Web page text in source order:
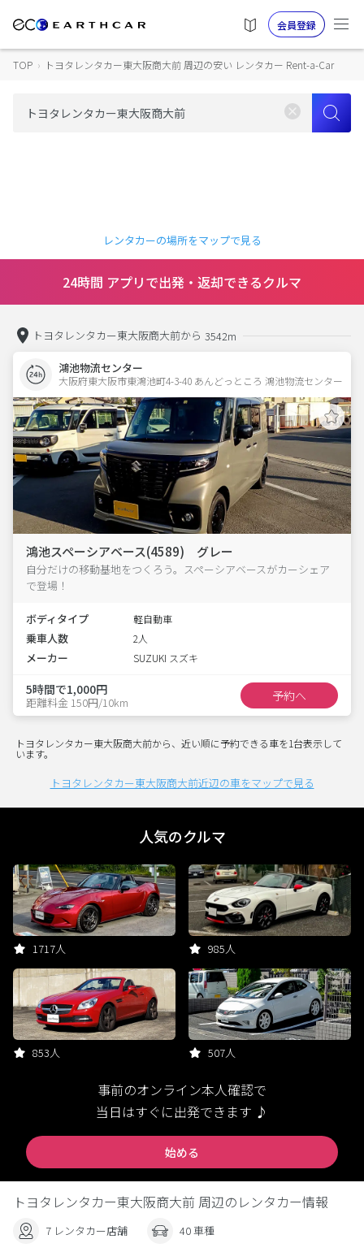
会員登録
TOP › トヨタレンタカー東大阪商大前 周辺の安い レンタカー Rent-a-Car
レンタカーの場所をマップで見る
24時間 アプリで出発・返却できるクルマ
トヨタレンタカー東大阪商大前から 3542m
鴻池物流センター
大阪府東大阪市東鴻池町4-3-40 あんどっところ 鴻池物流センター
鴻池スペーシアベース(4589) グレー
自分だけの移動基地をつくろう。スペーシアベースがカーシェア
で登場！
ボディタイプ 軽自動車
乗車人数 2人
メーカー SUZUKI スズキ
5時間で1,000円
距離料金 150円/10km 予約へ
トヨタレンタカー東大阪商大前から、近い順に予約できる車を1台表示して
います。
トヨタレンタカー東大阪商大前近辺の車をマップで見る
人気のクルマ
1717人 985人
853人 507人
事前のオンライン本人確認で
当日はすぐに出発できます ♪
始める
トヨタレンタカー東大阪商大前 周辺のレンタカー情報
7 レンタカー店舗 40 車種